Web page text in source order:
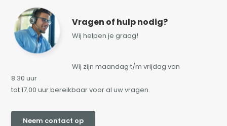
Vragen of hulp nodig?
Wij helpen je graag!
Wij zijn maandag t/m vrijdag van
8.30 uur
tot 17.00 uur bereikbaar voor al uw vragen.
Neem contact op